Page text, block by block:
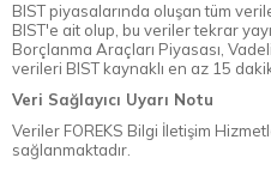
BIST piyasalarında oluşan tüm
BIST'e ait olup, bu veriler tekrar
Borçlanma Araçları Piyasası,
verileri BIST kaynaklı en az 15
Veri Sağlayıcı Uyarı Notu
Veriler FOREKS Bilgi İletişim
sağlanmaktadır.